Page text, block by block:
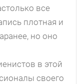
все
плотная и
но оно
в этой
своего